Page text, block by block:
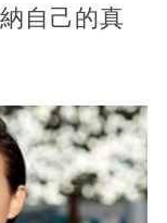
自己的真